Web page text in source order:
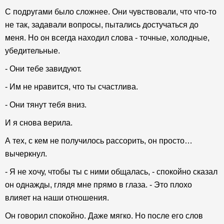
С подругами было сложнее. Они чувствовали, что что-то
не так, задавали вопросы, пытались достучаться до
меня. Но он всегда находил слова - точные, холодные,
убедительные.
- Они тебе завидуют.
- Им не нравится, что ты счастлива.
- Они тянут тебя вниз.
И я снова верила.
А тех, с кем не получилось рассорить, он просто…
вычеркнул.
- Я не хочу, чтобы ты с ними общалась, - спокойно сказал
он однажды, глядя мне прямо в глаза. - Это плохо
влияет на наши отношения.
Он говорил спокойно. Даже мягко. Но после его слов